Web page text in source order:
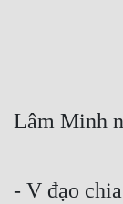
Truyện ngắn
Lâm Minh
- V đạo